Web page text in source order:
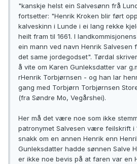
"kanskje helst ein Salvesønn frå
fortsetter: "Henrik Kroken blir ført
kalveskinn i Lunde i ei lang rekke
heilt fram til 1661. I
ein mann ved navn Henrik Salvesen
det same jordegodset". Tørdal
å vite om Karen Gunleksdatter var
rHenrik Torbjørnsen - og han lar
gang med Torbjørn Torbjørnsen
(fra Søndre Mo, Vegårshei).
Her må det være noe som ikke
patronymet Salvesen være feilskrift i
snakk om en annen Henrik enn
Gunleksdatter hadde sønnen Salve
er ikke noe bevis på at faren var en